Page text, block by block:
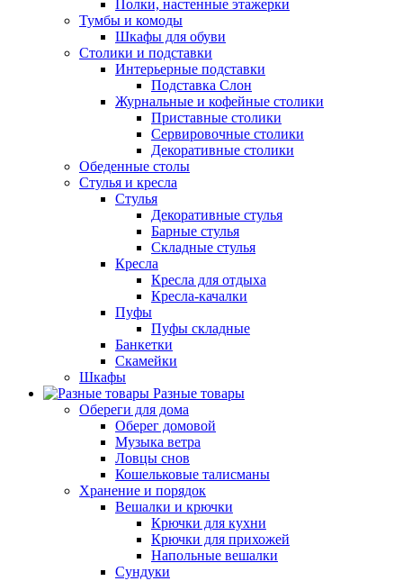
Полки, настенные этажерки
Тумбы и комоды
Шкафы для обуви
Столики и подставки
Интерьерные подставки
Подставка Слон
Журнальные и кофейные столики
Приставные столики
Сервировочные столики
Декоративные столики
Обеденные столы
Стулья и кресла
Стулья
Декоративные стулья
Барные стулья
Складные стулья
Кресла
Кресла для отдыха
Кресла-качалки
Пуфы
Пуфы складные
Банкетки
Скамейки
Шкафы
Разные товары
Обереги для дома
Оберег домовой
Музыка ветра
Ловцы снов
Кошельковые талисманы
Хранение и порядок
Вешалки и крючки
Крючки для кухни
Крючки для прихожей
Напольные вешалки
Сундуки